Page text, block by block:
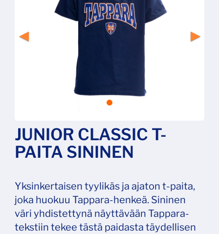
JUNIOR CLASSIC T-
PAITA SININEN
Yksinkertaisen tyylikäs ja ajaton t-paita,
joka huokuu Tappara-henkeä. Sininen
väri yhdistettynä näyttävään Tappara-
tekstiin tekee tästä paidasta täydellisen